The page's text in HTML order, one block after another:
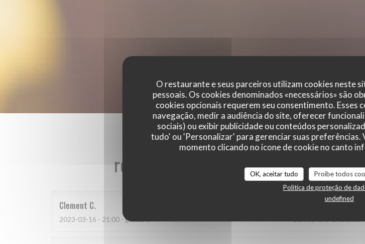
O restaurante e seus parceiros utilizam cookies neste
pessoais. Os cookies denominados «necessários» são
cookies opcionais requerem seu consentimento. Esses
navegação, medir a audiência do site, oferecer
sociais) ou exibir publicidade ou conteúdos
tudo' ou 'Personalizar' para gerenciar suas preferências.
momento clicando no ícone de cookie no canto
OK, aceitar tudo Proíbe todos
Política de proteção de
undefined
Clement C
2023-03-16 - 21:00 - guests 6 service:5/5 ambience: